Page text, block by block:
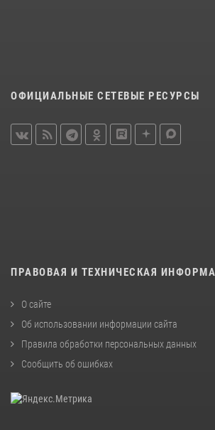
ОФИЦИАЛЬНЫЕ СЕТЕВЫЕ РЕСУРСЫ
ПРАВОВАЯ И ТЕХНИЧЕСКАЯ
О сайте
Об использовании информации сайта
Правила обработки персональных данных
Сообщить об ошибках